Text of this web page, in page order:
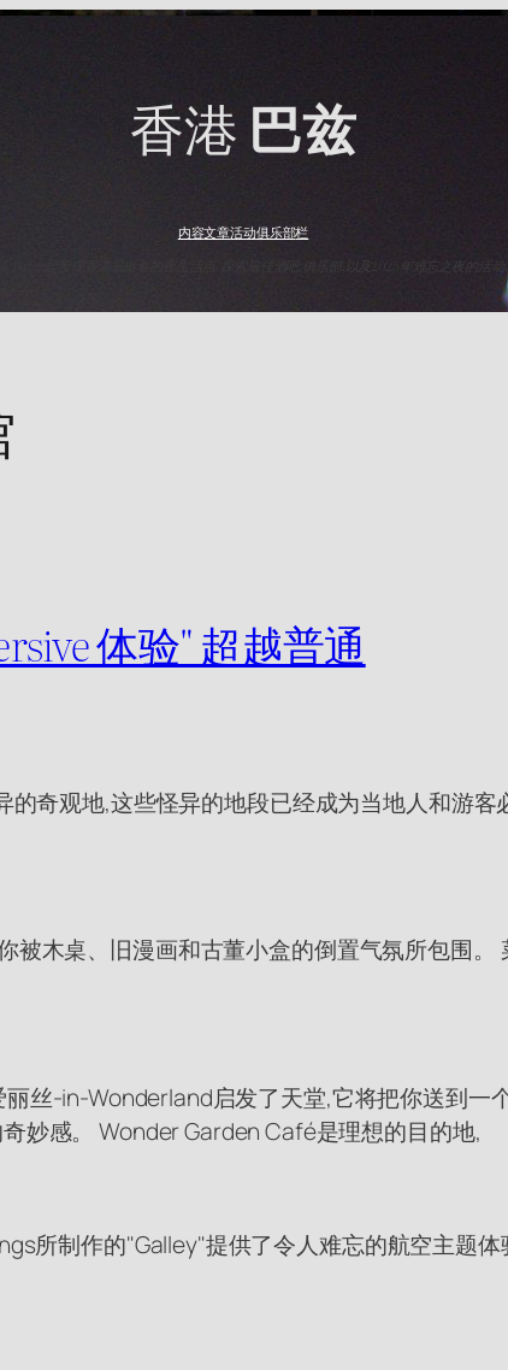
香港 巴兹
内容文章活动俱乐部栏
Baz一起发现香港最出名的夜生活点. 探索最佳酒吧,俱乐部,以及2025年难忘之夜的活动.
体验" 超越普通
奇观地,这些怪异的地段已经成为当地人和游
木桌、旧漫画和古董小盒的倒置气氛所包围
丝-in-Wonderland启发了天堂,它将把你送到一
妙感。 Wonder Garden Café是理想的目的地,
所制作的"Galley"提供了令人难忘的航空主题